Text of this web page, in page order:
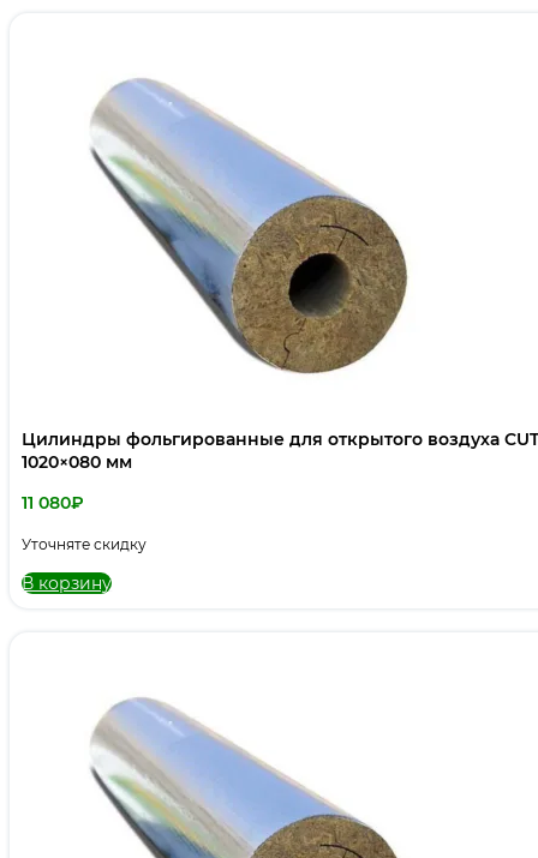
Цилиндры фольгированные для открытого воздуха
1020×080 мм
11 080₽
Уточняте скидку
В корзину